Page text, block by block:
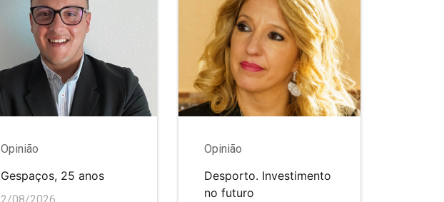
Opinião
Gespaços, 25 anos
Opinião
Desporto. Investimento
no futuro